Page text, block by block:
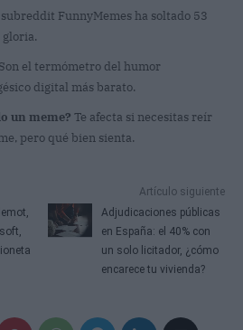
FunnyMemes ha soltado 53
Son el termómetro del humor
digital más barato.
un meme? Te afecta si necesitas reír
pero qué bien sienta.
Artículo siguiente
Adjudicaciones públicas
en España: el 40% con
un solo licitador, ¿cómo
encarece tu vivienda?